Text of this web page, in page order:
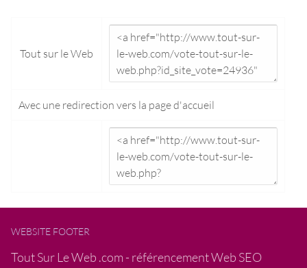
Tout sur le Web
Avec une redirection vers la page d'accueil
WEBSITE FOOTER
Tout Sur Le Web .com - référencement Web SEO